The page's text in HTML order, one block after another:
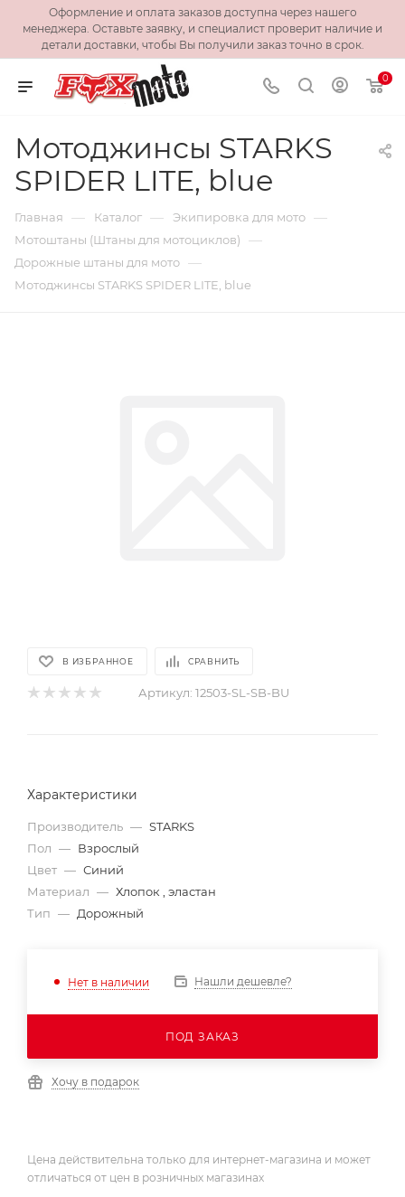
Оформление и оплата заказов доступна через нашего
менеджера. Оставьте заявку, и специалист проверит наличие и
детали доставки, чтобы Вы получили заказ точно в срок.
0
Мотоджинсы STARKS
SPIDER LITE, blue
Главная — Каталог — Экипировка для мото —
Мотоштаны (Штаны для мотоциклов) —
Дорожные штаны для мото —
Мотоджинсы STARKS SPIDER LITE, blue
В ИЗБРАННОЕ СРАВНИТЬ
Артикул: 12503-SL-SB-BU
Характеристики
Производитель — STARKS
Пол — Взрослый
Цвет — Синий
Материал — Хлопок , эластан
Тип — Дорожный
Нет в наличии Нашли дешевле?
ПОД ЗАКАЗ
Хочу в подарок
Цена действительна только для интернет-магазина и может
отличаться от цен в розничных магазинах